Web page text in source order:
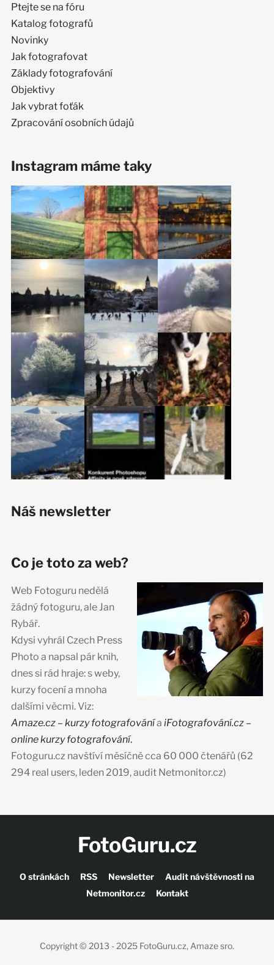
Ptejte se na fóru
Katalog fotografů
Novinky
Jak fotografovat
Základy fotografování
Objektivy
Jak vybrat foťák
Zpracování osobních údajů
Instagram máme taky
Náš newsletter
Co je toto za web?
Web Fotoguru nedělá
žádný fotoguru, ale Jan
Rybář.
Kdysi vyhrál Czech Press
Photo a napsal pár knih,
dnes si rád hraje: s weby,
kurzy focení a mnoha
dalšími věcmi. Viz:
Amaze.cz – kurzy fotografovánía iFotografování.cz –
online kurzy fotografování.
Fotoguru.cz navštíví měsíčně cca 60 000 čtenářů (62
294 real users, leden 2019, audit Netmonitor.cz)
FotoGuru.cz
O stránkách RSS Newsletter
Audit návštěvnosti na
Netmonitor.cz
Kontakt
Copyright © 2013 - 2025 FotoGuru.cz, Amaze sro.